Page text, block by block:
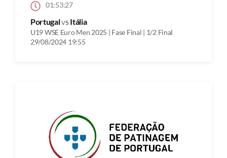
01:53:27
Portugalvs Itália
U19 WSE Euro Men 2025 | Fase Final | 1/2 Final
29/08/2024 19:55